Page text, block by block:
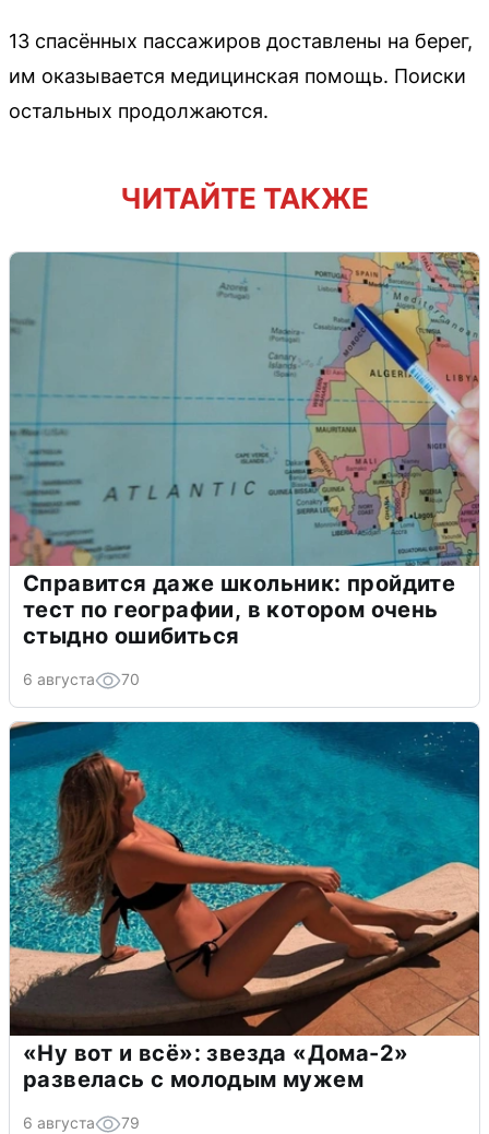
13 спасённых пассажиров доставлены на берег,
им оказывается медицинская помощь. Поиски
остальных продолжаются.
ЧИТАЙТЕ ТАКЖЕ
Справится даже школьник: пройдите
тест по географии, в котором очень
стыдно ошибиться
6 августа 70
«Ну вот и всё»: звезда «Дома-2»
развелась с молодым мужем
6 августа 79